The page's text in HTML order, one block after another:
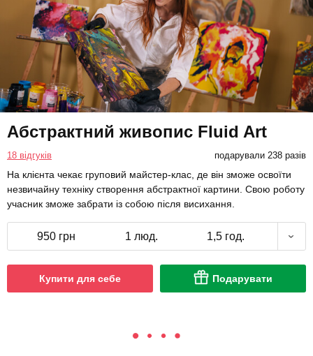
Абстрактний живопис Fluid Art
18 відгуків подарували 238 разів
На клієнта чекає груповий майстер-клас, де він зможе освоїти
незвичайну техніку створення абстрактної картини. Свою роботу
учасник зможе забрати із собою після висихання.
950 грн 1 люд. 1,5 год.
Купити для себе Подарувати